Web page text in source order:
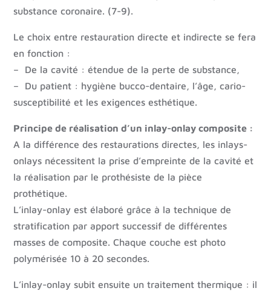
substance coronaire. (7-9).
Le choix entre restauration directe et indirecte se fera
en fonction :
– De la cavité : étendue de la perte de substance,
– Du patient : hygiène bucco-dentaire, l’âge, cario-
susceptibilité et les exigences esthétique.
Principe de réalisation d’un inlay-onlay composite :
A la différence des restaurations directes, les inlays-
onlays nécessitent la prise d’empreinte de la cavité et
la réalisation par le prothésiste de la pièce
prothétique.
L’inlay-onlay est élaboré grâce à la technique de
stratification par apport successif de différentes
masses de composite. Chaque couche est photo
polymérisée 10 à 20 secondes.
L’inlay-onlay subit ensuite un traitement thermique : il